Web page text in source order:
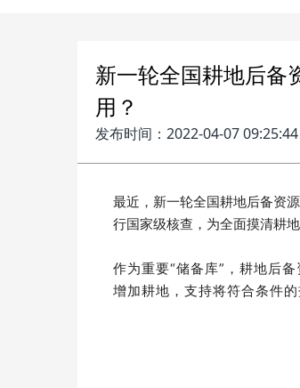
新一轮全国耕地后
用？
发布时间：2022-04-07 09:25:44
最近，新一轮全国耕地后备资
行国家级核查，为全面摸清耕地
作为重要“储备库”，耕地后
增加耕地，支持将符合条件